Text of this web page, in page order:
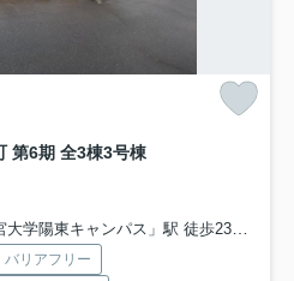
第6期 全3棟3号棟
学陽東キャンパス」駅 徒歩23分
バリアフリー